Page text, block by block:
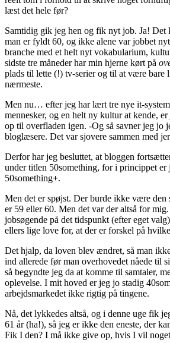
læst det hele før?
Samtidig gik jeg hen og fik nyt job. Ja! Det
man er fyldt 60, og ikke alene var jobbet
branche med et helt nyt vokabularium,
sidste tre måneder har min hjerne kørt på
plads til lette (!) tv-serier og til at være bare
nærmeste.
Men nu… efter jeg har lært tre nye it-
mennesker, og en helt ny kultur at kende,
op til overfladen igen. -Og så savner jeg jo
bloglæsere. Det var sjovere sammen med
Derfor har jeg besluttet, at bloggen
under titlen 50something, for i princippet er
50something+.
Men det er spøjst. Der burde ikke være den
er 59 eller 60. Men det var der altså for
jobsøgende på det tidspunkt (efter eget
ellers lige love for, at der er forskel på
Det hjalp, da loven blev ændret, så man
ind allerede før man overhovedet nåede til
så begyndte jeg da at komme til samtaler,
oplevelse. I mit hoved er jeg jo stadig
arbejdsmarkedet ikke rigtig på tingene.
Nå, det lykkedes altså, og i denne uge fik
61 år (ha!), så jeg er ikke den eneste, der
Fik I den? I må ikke give op, hvis I vil